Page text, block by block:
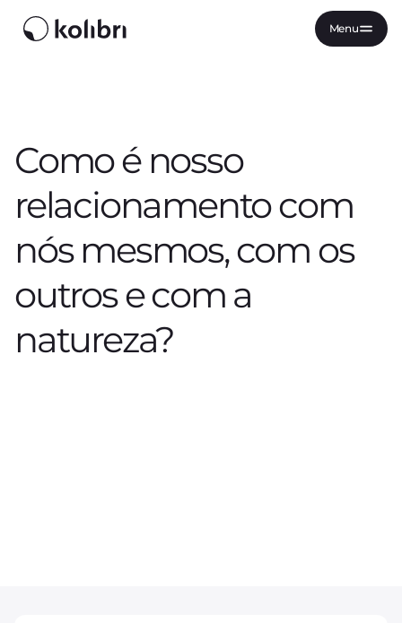
Menu
Como é nosso
relacionamento com
nós mesmos, com os
outros e com a
natureza?